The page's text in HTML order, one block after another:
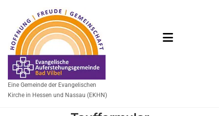
Eine Gemeinde der Evangelischen
Kirche in Hessen und Nassau (EKHN)